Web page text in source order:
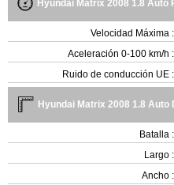
Hyundai Matrix 2008 1.8 Auto
Velocidad Máxima :
Aceleración 0-100 km/h :
Ruido de conducción UE :
Hyundai Matrix 2008 1.8
Batalla :
Largo :
Ancho :